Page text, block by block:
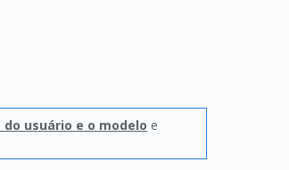
usuário e o modelo e